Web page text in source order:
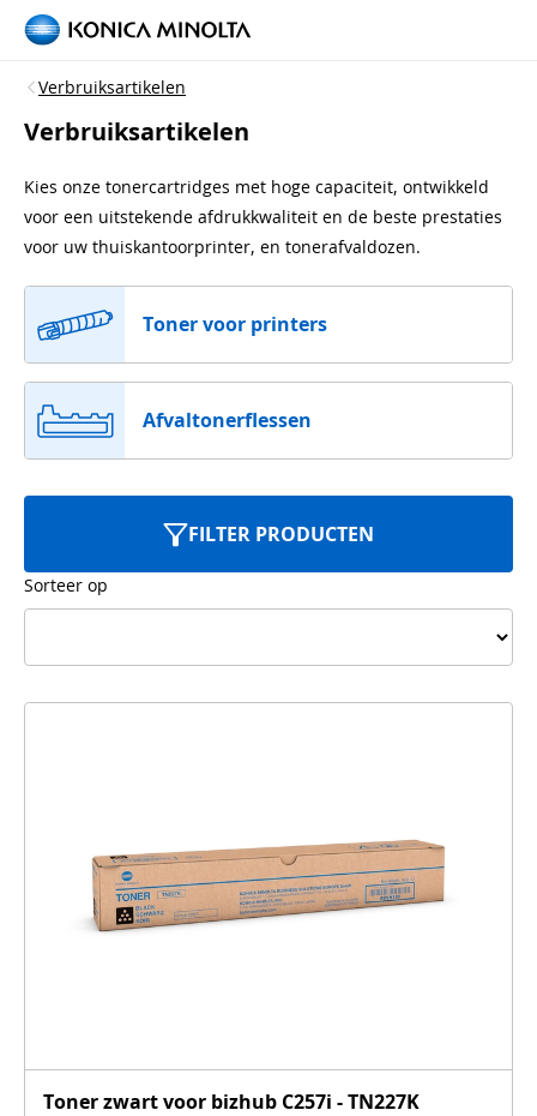
Verbruiksartikelen
Verbruiksartikelen
Kies onze tonercartridges met hoge capaciteit, ontwikkeld
voor een uitstekende afdrukkwaliteit en de beste prestaties
voor uw thuiskantoorprinter, en tonerafvaldozen.
Toner voor printers
Afvaltonerflessen
FILTER PRODUCTEN
Sorteer op
Toner zwart voor bizhub C257i - TN227K